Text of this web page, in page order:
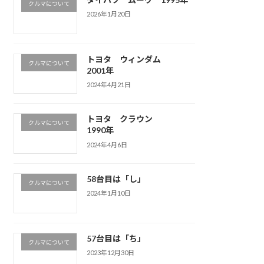
クルマについて
2026年1月20日
クルマについて
トヨタ ウィンダム
2001年
2024年4月21日
クルマについて
トヨタ クラウン
1990年
2024年4月6日
クルマについて 58台目は「し」
2024年1月10日
クルマについて 57台目は「ち」
2023年12月30日